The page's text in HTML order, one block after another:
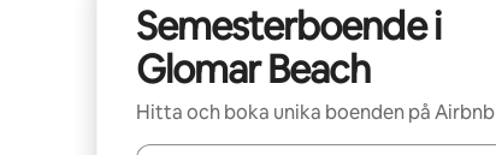
Semesterboende i
Glomar Beach
Hitta och boka unika boenden på Airbnb